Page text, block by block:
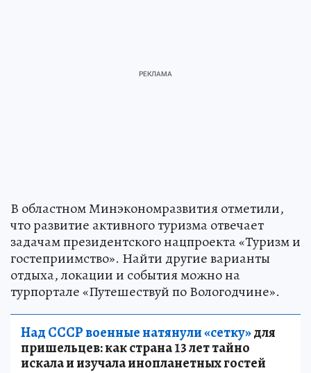
В областном Минэкономразвития отметили,
что развитие активного туризма отвечает
задачам президентского нацпроекта «Туризм и
гостеприимство». Найти другие варианты
отдыха, локации и события можно на
турпортале «Путешествуй по Вологодчине».
Над СССР военные натянули «сетку»для
пришельцев: как страна 13 лет тайно
искала и изучала инопланетных гостей